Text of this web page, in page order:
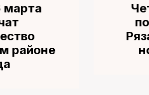
марта
районе